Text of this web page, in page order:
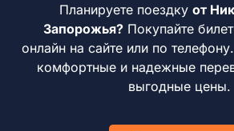
Планируете поездку от
Запорожья? Покупайте
онлайн на сайте или по
комфортные и надежные
выгодные цены.